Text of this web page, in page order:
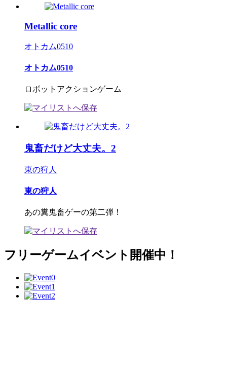
Metallic core
オトカム0510
オトカム0510
ロボットアクションゲーム
鬼畜だけど大丈夫。2
東の狩人
東の狩人
あの糞鬼畜ゲーの第二弾！
フリーゲームイベント開催中！